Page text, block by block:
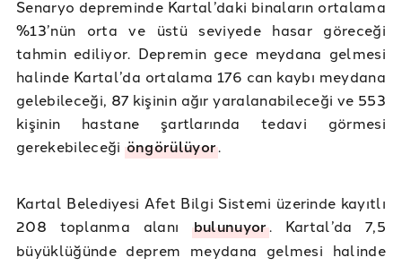
Senaryo depreminde Kartal’daki binaların ortalama
%13’nün orta ve üstü seviyede hasar göreceği
tahmin ediliyor. Depremin gece meydana gelmesi
halinde Kartal’da ortalama 176 can kaybı meydana
gelebileceği, 87 kişinin ağır yaralanabileceği ve 553
kişinin hastane şartlarında tedavi görmesi
gerekebileceği öngörülüyor.
Kartal Belediyesi Afet Bilgi Sistemi üzerinde kayıtlı
208 toplanma alanı bulunuyor. Kartal’da 7,5
büyüklüğünde deprem meydana gelmesi halinde